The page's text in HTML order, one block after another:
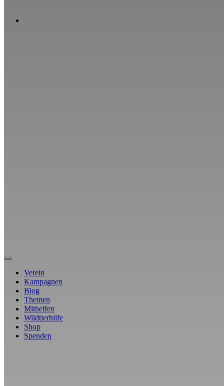
Verein
Kampagnen
Blog
Themen
Mithelfen
Wildtierhilfe
Shop
Spenden